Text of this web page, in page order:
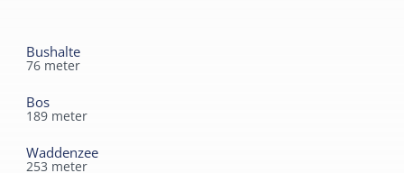
Waddenzee.
Vanaf de accommodatie lopen verschillende fiets- en
wandelpaden die het mogelijk maken om lekker te
eiland. Het dorp West-Terschelling en de jachthaven
Bushalte
76 meter
Bos
189 meter
Waddenzee
253 meter